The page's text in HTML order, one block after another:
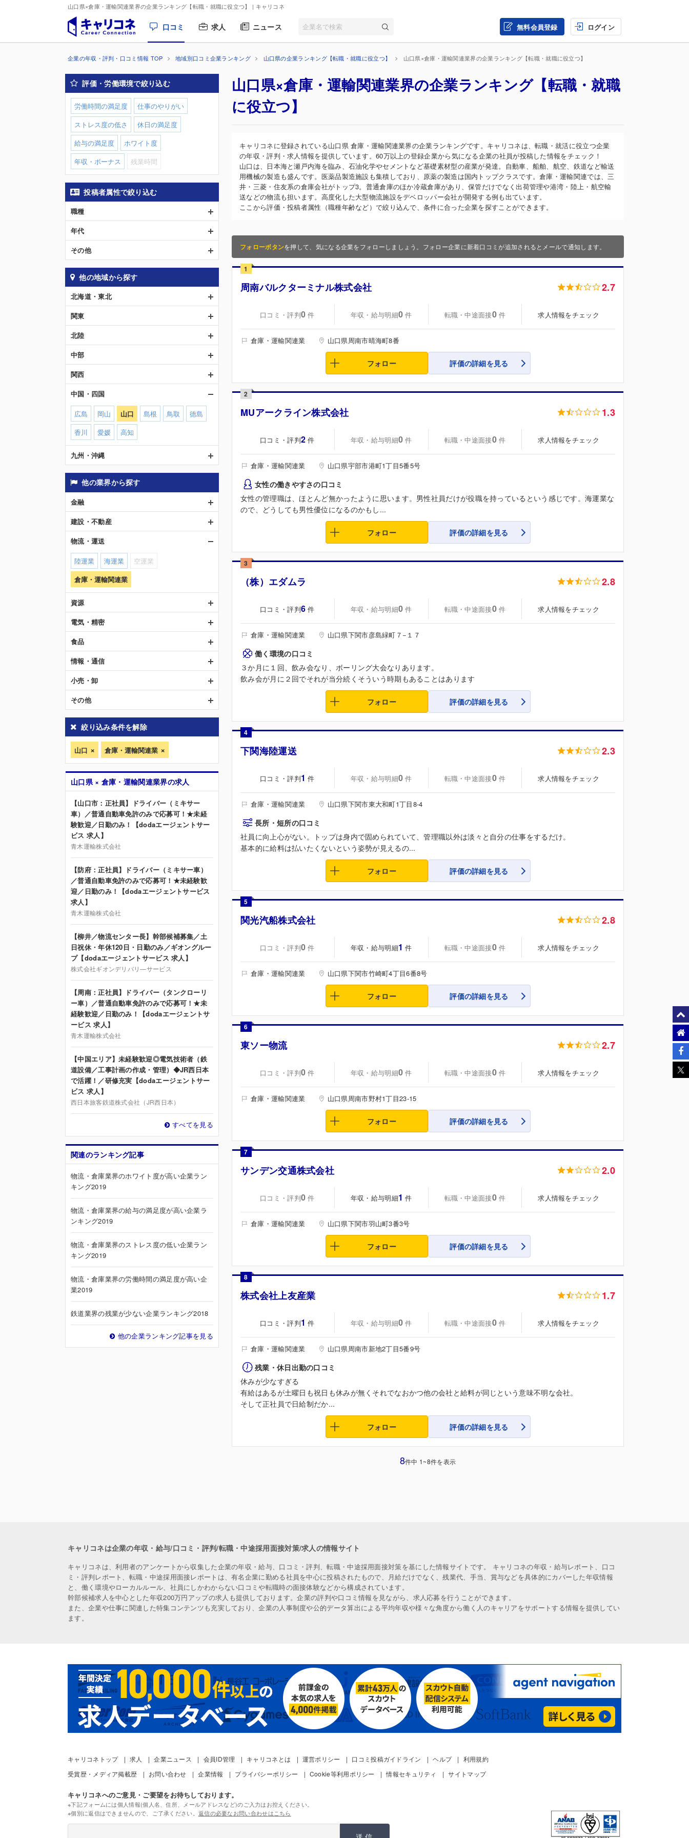
山口県×倉庫・運輸関連業界の企業ランキング【転職・就職に役立つ】 | キャリコネ
口コミ 求人 ニュース 無料会員登録 ログイン
企業の年収・評判・口コミ情報 TOP 地域別口コミ企業ランキング 山口県の企業ランキング【転職・就職に役立つ】 山口県×倉庫・運輸関連業界の企業ランキング【転職・就職に役立つ】
山口県×倉庫・運輸関連業界の企業ランキング【転職・就職
に役立つ】
キャリコネに登録されている山口県 倉庫・運輸関連業界の企業ランキングです。キャリコネは、転職・就活に役立つ企業
の年収・評判・求人情報を提供しています。60万以上の登録企業から気になる企業の社員が投稿した情報をチェック！
山口は、日本海と瀬戸内海を臨み、石油化学やセメントなど基礎素材型の産業が発達。自動車、船舶、航空、鉄道など輸送
用機械の製造も盛んです。医薬品製造施設も集積しており、原薬の製造は国内トップクラスです。倉庫・運輸関連では、三
井・三菱・住友系の倉庫会社がトップ3。普通倉庫のほか冷蔵倉庫があり、保管だけでなく出荷管理や港湾・陸上・航空輸
送などの物流も担います。高度化した大型物流施設をデベロッパー会社が開発する例も出ています。
ここから評価・投稿者属性（職種年齢など）で絞り込んで、条件に合った企業を探すことができます。
フォローボタンを押して、気になる企業をフォローしましょう。フォロー企業に新着口コミが追加されるとメールで通知します。
1
周南バルクターミナル株式会社 2.7
口コミ・評判0 件 年収・給与明細0 件 転職・中途面接0 件 求人情報をチェック
倉庫・運輸関連業 山口県周南市晴海町8番
フォロー 評価の詳細を見る
2
MUアークライン株式会社 1.3
口コミ・評判2 件 年収・給与明細0 件 転職・中途面接0 件 求人情報をチェック
倉庫・運輸関連業 山口県宇部市港町1丁目5番5号
女性の働きやすさの口コミ
女性の管理職は、ほとんど無かったように思います。男性社員だけが役職を持っているという感じです。海運業な
ので、どうしても男性優位になるのかもし...
フォロー 評価の詳細を見る
3
（株）エダムラ 2.8
口コミ・評判6 件 年収・給与明細0 件 転職・中途面接0 件 求人情報をチェック
倉庫・運輸関連業 山口県下関市彦島緑町７−１７
働く環境の口コミ
３か月に１回、飲み会なり、ボーリング大会なりあります。
飲み会が月に２回でそれが当分続くそういう時期もあることはあります
フォロー 評価の詳細を見る
4
下関海陸運送 2.3
口コミ・評判1 件 年収・給与明細0 件 転職・中途面接0 件 求人情報をチェック
倉庫・運輸関連業 山口県下関市東大和町1丁目8-4
長所・短所の口コミ
社員に向上心がない。トップは身内で固められていて、管理職以外は淡々と自分の仕事をするだけ。
基本的に給料は払いたくないという姿勢が見えるの...
フォロー 評価の詳細を見る
5
関光汽船株式会社 2.8
口コミ・評判0 件 年収・給与明細1 件 転職・中途面接0 件 求人情報をチェック
倉庫・運輸関連業 山口県下関市竹崎町4丁目6番8号
フォロー 評価の詳細を見る
6
東ソー物流 2.7
口コミ・評判0 件 年収・給与明細0 件 転職・中途面接0 件 求人情報をチェック
倉庫・運輸関連業 山口県周南市野村1丁目23-15
フォロー 評価の詳細を見る
7
サンデン交通株式会社 2.0
口コミ・評判0 件 年収・給与明細1 件 転職・中途面接0 件 求人情報をチェック
倉庫・運輸関連業 山口県下関市羽山町3番3号
フォロー 評価の詳細を見る
8
株式会社上友産業 1.7
口コミ・評判1 件 年収・給与明細0 件 転職・中途面接0 件 求人情報をチェック
倉庫・運輸関連業 山口県周南市新地2丁目5番9号
残業・休日出勤の口コミ
休みが少なすぎる
有給はあるが土曜日も祝日も休みが無くそれでなおかつ他の会社と給料が同じという意味不明な会社。
そして正社員で日給制だか...
フォロー 評価の詳細を見る
8件中 1~8件を表示
評価・労働環境で絞り込む
労働時間の満足度
仕事のやりがい
ストレス度の低さ
休日の満足度
給与の満足度
ホワイト度
年収・ボーナス
残業時間
投稿者属性で絞り込む
職種
年代
その他
他の地域から探す
北海道・東北
関東
北陸
中部
関西
中国・四国
広島 岡山 山口 島根 鳥取
徳島
香川
愛媛 高知
九州・沖縄
他の業界から探す
金融
建設・不動産
物流・運送
陸運業 海運業
空運業
倉庫・運輸関連業
資源
電気・精密
食品
情報・通信
小売・卸
その他
絞り込み条件を解除
山口 倉庫・運輸関連業
山口県 × 倉庫・運輸関連業界の求人
【山口市：正社員】ドライバー（ミキサー
車）／普通自動車免許のみで応募可！★未経
験歓迎／日勤のみ！【dodaエージェントサー
ビス 求人】
青木運輸株式会社
【防府：正社員】ドライバー（ミキサー車）
／普通自動車免許のみで応募可！★未経験歓
迎／日勤のみ！【dodaエージェントサービス
求人】
青木運輸株式会社
【柳井／物流センター長】幹部候補募集／土
日祝休・年休120日・日勤のみ／ギオングルー
プ【dodaエージェントサービス 求人】
株式会社ギオンデリバリ—サービス
【周南：正社員】ドライバー（タンクローリ
ー車）／普通自動車免許のみで応募可！★未
経験歓迎／日勤のみ！【dodaエージェントサ
ービス 求人】
青木運輸株式会社
【中国エリア】未経験歓迎◎電気技術者（鉄
道設備／工事計画の作成・管理）◆JR西日本
で活躍！／研修充実【dodaエージェントサー
ビス 求人】
西日本旅客鉄道株式会社（JR西日本）
すべてを見る
関連のランキング記事
物流・倉庫業界のホワイト度が高い企業ラン
キング2019
物流・倉庫業界の給与の満足度が高い企業ラ
ンキング2019
物流・倉庫業界のストレス度の低い企業ラン
キング2019
物流・倉庫業界の労働時間の満足度が高い企
業2019
鉄道業界の残業が少ない企業ランキング2018
他の企業ランキング記事を見る
キャリコネは企業の年収・給与/口コミ・評判/転職・中途採用面接対策/求人の情報サイト
キャリコネは、利用者のアンケートから収集した企業の年収・給与、口コミ・評判、転職・中途採用面接対策を基にした情報サイトです。 キャリコネの年収・給与レポート、口コ
ミ・評判レポート、転職・中途採用面接レポートは、有名企業に勤める社員を中心に投稿されたもので、月給だけでなく、残業代、手当、賞与などを具体的にカバーした年収情報
と、働く環境やローカルルール、社員にしかわからない口コミや転職時の面接体験などから構成されています。
幹部候補求人を中心とした年収200万円アップの求人も提供しております。企業の評判や口コミ情報を見ながら、求人応募を行うことができます。
また、企業や仕事に関連した特集コンテンツも充実しており、企業の人事制度や公的データ算出による平均年収や様々な角度から働く人のキャリアをサポートする情報を提供してい
ます。
キャリコネトップ 求人 企業ニュース 会員ID管理 キャリコネとは 運営ポリシー 口コミ投稿ガイドライン ヘルプ
利用規約
受賞歴・メディア掲載歴
お問い合わせ 企業情報 プライバシーポリシー Cookie等利用ポリシー 情報セキュリティ サイトマップ
キャリコネへのご意見・ご要望をお待ちしております。
※下記フォームには個人情報(個人名、住所、メールアドレスなど)のご入力はお控えください。
※個別に返信はできませんので、ご了承ください。 返信の必要なお問い合わせはこちら